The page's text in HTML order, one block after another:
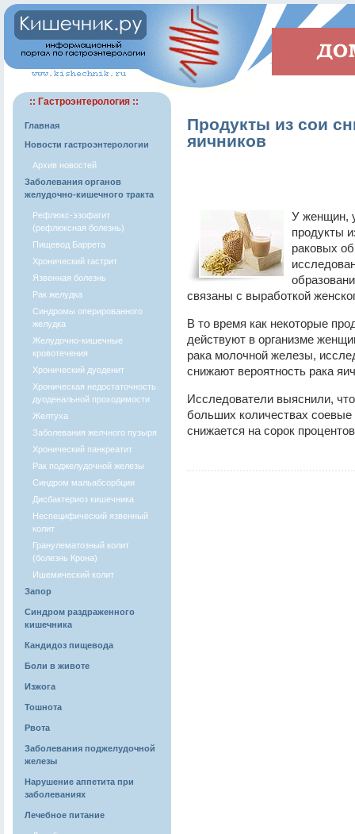
:: Гастроэнтерология ::
Главная
Новости гастроэнтерологии
Архив новостей
Заболевания органов
желудочно-кишечного тракта
Рефлюкс-эзофагит
(рефлюксная болезнь)
Пищевод Баррета
Хронический гастрит
Язвенная болезнь
Рак желудка
Синдромы оперированного
желудка
Желудочно-кишечные
кровотечения
Хронический дуоденит
Хроническая недостаточность
дуоденальной проходимости
Желтуха
Заболевания желчного пузыря
Хронический панкреатит
Рак поджелудочной железы
Синдром мальабсорбции
Дисбактериоз кишечника
Неспецифический язвенный
колит
Гранулематозный колит
(болезнь Крона)
Ишемический колит
Запор
Синдром раздраженного
кишечника
Кандидоз пищевода
Боли в животе
Изжога
Тошнота
Рвота
Заболевания поджелудочной
железы
Нарушение аппетита при
заболеваниях
Лечебное питание
Продукты из сои
яичников
У женщин,
продукты
раковых
связаны с выработкой
В то время как некоторые
действуют в организме
рака молочной железы,
снижают вероятность рака
Исследователи выяснили,
больших количествах соевые
снижается на сорок